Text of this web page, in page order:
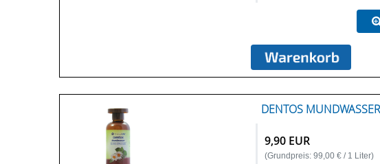
DENTOS
9,90 EUR
(Grundpreis: 99,00 € / 1 Liter)